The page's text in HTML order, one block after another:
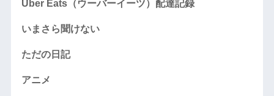
Uber Eats（ウーバーイーツ）配達記録
いまさら聞けない
ただの日記
アニメ